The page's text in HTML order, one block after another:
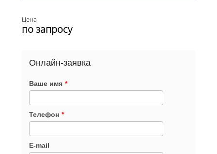
Цена
по запросу
Онлайн-заявка
Ваше имя *
Телефон *
E-mail